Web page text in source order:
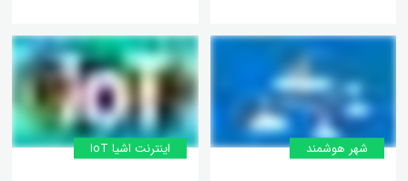
شهر هوشمند اینترنت اشیا IoT